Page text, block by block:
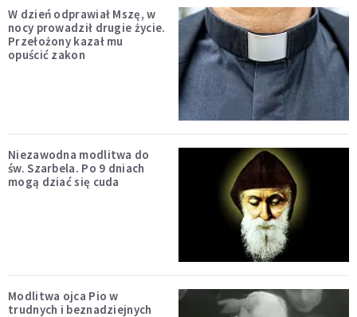
W dzień odprawiał Mszę, w
nocy prowadził drugie życie.
Przełożony kazał mu
opuścić zakon
Niezawodna modlitwa do
św. Szarbela. Po 9 dniach
mogą dziać się cuda
Modlitwa ojca Pio w
trudnych i beznadziejnych